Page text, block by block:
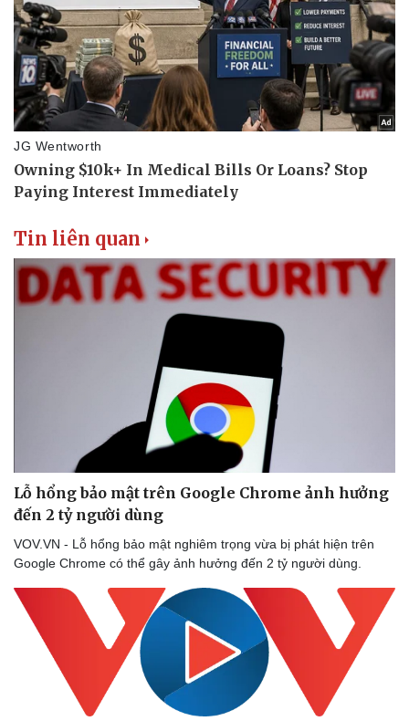
Ô tô - Xe máy
Tin liên quan
Lỗ hổng bảo mật trên Google Chrome ảnh hưởng
đến 2 tỷ người dùng
VOV.VN - Lỗ hổng bảo mật nghiêm trọng vừa bị phát hiện trên
Google Chrome có thể gây ảnh hưởng đến 2 tỷ người dùng.